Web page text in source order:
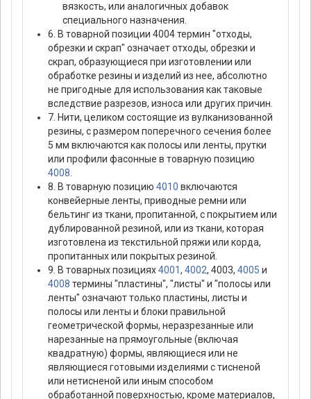
вязкость, или аналогичных добавок
специального назначения.
6. В товарной позиции 4004 термин "отходы,
обрезки и скрап" означает отходы, обрезки и
скрап, образующиеся при изготовлении или
обработке резины и изделий из нее, абсолютно
не пригодные для использования как таковые
вследствие разрезов, износа или других причин.
7. Нити, целиком состоящие из вулканизованной
резины, с размером поперечного сечения более
5 мм включаются как полосы или ленты, прутки
или профили фасонные в товарную позицию
4008
8. В товарную позицию 4010 включаются
конвейерные ленты, приводные ремни или
бельтинг из ткани, пропитанной, с покрытием или
дублированной резиной, или из ткани, которая
изготовлена из текстильной пряжи или корда,
пропитанных или покрытых резиной.
9. В товарных позициях4001, 4002, 4003, 4005 и
4008 термины "пластины", "листы" и "полосы или
ленты" означают только пластины, листы и
полосы или ленты и блоки правильной
геометрической формы, неразрезанные или
нарезанные на прямоугольные (включая
квадратную) формы, являющиеся или не
являющиеся готовыми изделиями с тисненой
или нетисненой или иным способом
обработанной поверхностью, кроме материалов,